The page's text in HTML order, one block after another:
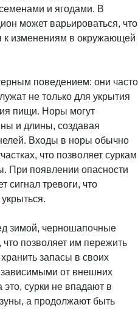
и ягодами. В
может варьироваться, что
к изменениям в окружающей
поведением: они часто
не только для укрытия
пищи. Норы могут
и длины, создавая
Входы в норы обычно
что позволяет суркам
При появлении опасности
сигнал тревоги, что
зимой, черношапочные
позволяет им пережить
запасы в своих
от внешних
сурки не впадают в
а продолжают быть